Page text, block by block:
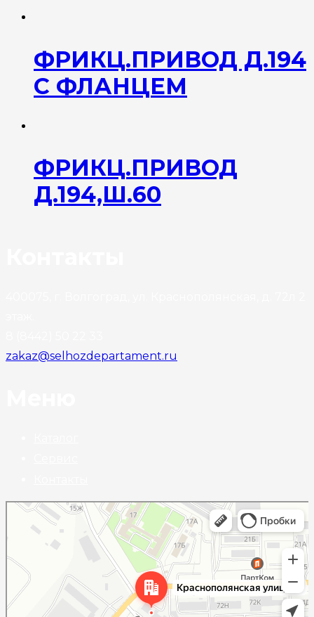
ФРИКЦ.ПРИВОД Д.194
С ФЛАНЦЕМ
ФРИКЦ.ПРИВОД
Д.194,Ш.60
zakaz@selhozdepartament.ru
Волгоград
Краснополянская улица, 72Л на карте Волгограда — Яндекс Карты